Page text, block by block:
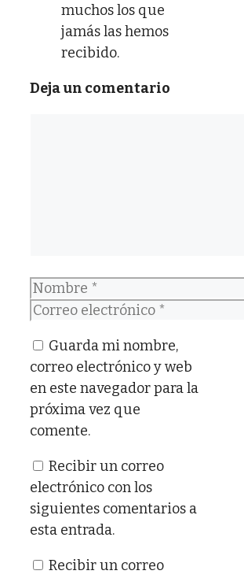
muchos los que
jamás las hemos
recibido.
Deja un comentario
Nombre
Correo
Guarda mi nombre,
correo electrónico y web
en este navegador para la
próxima vez que
comente.
Recibir un correo
electrónico con los
siguientes comentarios a
esta entrada.
Recibir un correo